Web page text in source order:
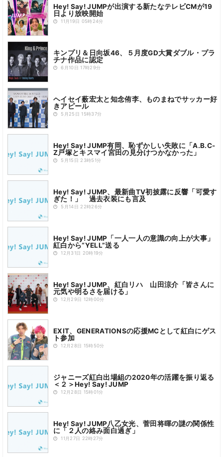
Hey! Say! JUMPが出演する新たなテレビCMが19
日より放映開始
11月19日 05時24分
キンプリ＆日向坂46、５月度GD大賞ダブル・プラ
チナ作品に認定
6月10日 17時29分
ヘイセイ薮宏太と知念侑李、ものまねでサッカー好
きアピール
5月25日 15時37分
Hey! Say! JUMP有岡、恥ずかしい失敗に「A.B.C-
Z戸塚とキスマイ宮田の見分けつかなかった」
5月15日 23時51分
Hey! Say! JUMP、最新曲TV初披露に反響「可愛す
ぎた！」 過去衣装にも言及
5月14日 22時26分
Hey! Say! JUMP「一人一人の意識の向上が大事」
紅白から“YELL”送る
12月31日 20時19分
Hey! Say! JUMP、紅白リハ 山田涼介「皆さんに
元気や明るさを届ける」
12月29日 12時00分
EXIT、GENERATIONSの応援MCとして紅白にゲス
ト参加
12月28日 15時50分
ジャニーズ紅白出場組の2020年の活躍を振り返る
＜２＞Hey! Say! JUMP
12月28日 15時01分
Hey! Say! JUMP八乙女光、菅田将暉の謎の関係性
に「２人の絡み面白過ぎ」
11月27日 22時27分